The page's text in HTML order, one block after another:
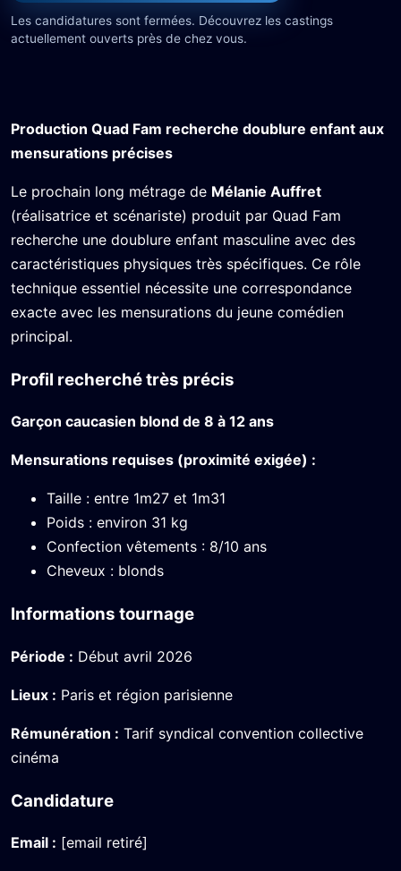
Les candidatures sont fermées. Découvrez les castings
actuellement ouverts près de chez vous.
Production Quad Fam recherche doublure enfant aux
mensurations précises
Le prochain long métrage de Mélanie Auffret
(réalisatrice et scénariste) produit par Quad Fam
recherche une doublure enfant masculine avec des
caractéristiques physiques très spécifiques. Ce rôle
technique essentiel nécessite une correspondance
exacte avec les mensurations du jeune comédien
principal.
Profil recherché très précis
Garçon caucasien blond de 8 à 12 ans
Mensurations requises (proximité exigée) :
Taille : entre 1m27 et 1m31
Poids : environ 31 kg
Confection vêtements : 8/10 ans
Cheveux : blonds
Informations tournage
Période : Début avril 2026
Lieux : Paris et région parisienne
Rémunération : Tarif syndical convention collective
cinéma
Candidature
Email : [email retiré]